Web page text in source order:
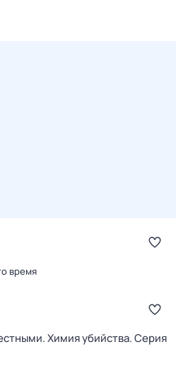
время
Химия убийства. Серия